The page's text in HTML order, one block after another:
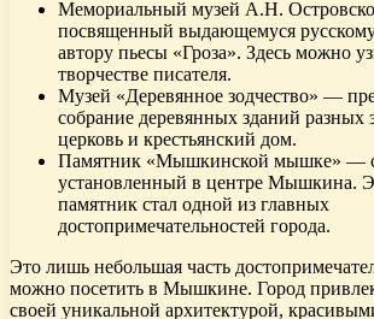
Мемориальный музей А.Н.
посвященный выдающемуся русскому
автору пьесы «Гроза». Здесь можно
творчестве писателя.
Музей «Деревянное зодчество» —
собрание деревянных зданий разных
церковь и крестьянский дом.
Памятник «Мышкинской мышке» —
установленный в центре Мышкина.
памятник стал одной из главных
достопримечательностей города.
Это лишь небольшая часть
можно посетить в Мышкине. Город
своей уникальной архитектурой,